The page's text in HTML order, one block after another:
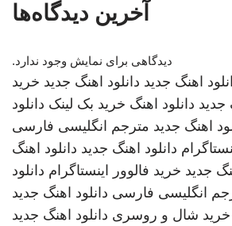
آخرین دیدگاه‌ها
دیدگاهی برای نمایش وجود ندارد.
اهنگ جدید دانلود اهنگ جدید خرید
جدید دانلود اهنگ خرید بک لینک دانلود
اهنگ جدید مترجم انگلیسی فارسی
دانلود اهنگ جدید دانلود اهنگ
جدید خرید فالوور اینستاگرام دانلود
انگلیسی فارسی دانلود اهنگ جدید
خرید شال و روسری دانلود اهنگ جدید